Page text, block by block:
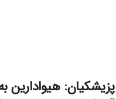
پزیشکیان: هیوادارین